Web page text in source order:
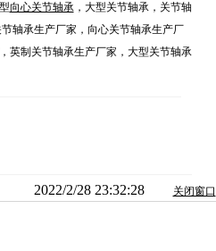
向心关节轴承，大型关节轴承，关节轴
轴承生产厂家，向心关节轴承生产厂
英制关节轴承生产厂家，大型关节轴承
2022/2/28 23:32:28 关闭窗口